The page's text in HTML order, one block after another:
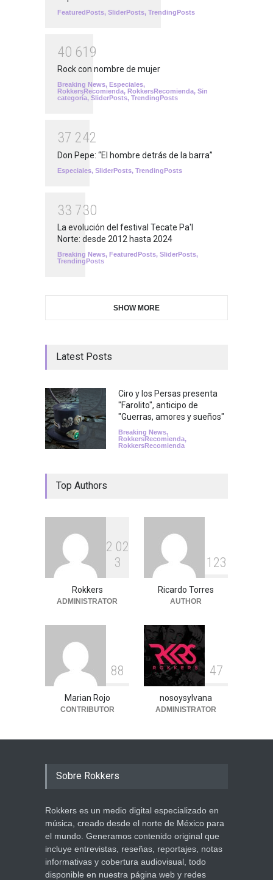
FeaturedPosts, SliderPosts, TrendingPosts
40 61 9
Rock con nombre de mujer
Breaking News, Especiales,
RokkersRecomienda, RokkersRecomienda, Sin
categoría, SliderPosts, TrendingPosts
37 242
Don Pepe: “El hombre detrás de la barra”
Especiales, SliderPosts, TrendingPosts
33 730
La evolución del festival Tecate Pa'l
Norte: desde 2012 hasta 2024
Breaking News, FeaturedPosts, SliderPosts,
TrendingPosts
SHOW MORE
Latest Posts
Ciro y los Persas presenta
"Farolito", anticipo de
"Guerras, amores y sueños"
Breaking News,
RokkersRecomienda,
RokkersRecomienda
Top Authors
2 02
3
Rokkers
ADMINISTRATOR
1 23
Ricardo Torres
AUTHOR
88
Marian Rojo
CONTRIBUTOR
47
nosoysylvana
ADMINISTRATOR
Sobre Rokkers
Rokkers es un medio digital especializado en
música, creado desde el norte de México para
el mundo. Generamos contenido original que
incluye entrevistas, reseñas, reportajes, notas
informativas y cobertura audiovisual, todo
disponible en nuestra página web y redes